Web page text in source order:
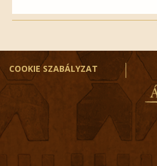
COOKIE SZABÁLYZAT